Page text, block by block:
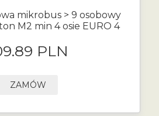
mikrobus > 9 osobowy
M2 min 4 osie EURO 4
PLN
ZAMÓW